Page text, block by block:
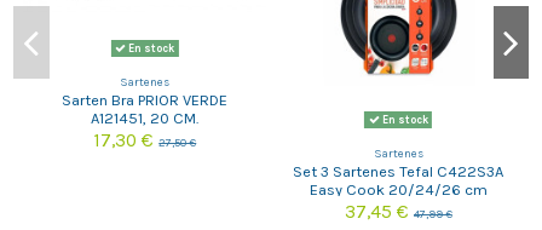
En stock
Sartenes
Sarten Bra PRIOR VERDE
A121451, 20 CM.
17,30 €27,50 €
En stock
Sartenes
Set 3 Sartenes Tefal C422S3A
Easy Cook 20/24/26 cm
37,45 € 47,99 €